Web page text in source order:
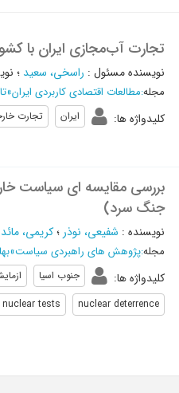
تجارت آب‌مجازی ایران با
نویسنده مسئول : راسخی، سعید ؛
مجله:مطالعات اقتصادی کاربردی ایران»
کلیدواژه ها: ایران تجارت
بررسی مقایسه ای سیاست
جنگ سرد)
نویسنده : شفیعی، نوذر ؛کریمی،
مجله:پژوهش های راهبردی سیاست»بهار
کلیدواژه ها: جنوب اسیا
nuclear deterrence
tests